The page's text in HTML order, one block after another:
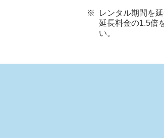
レンタル期間を
延長料金の1.5倍
い。